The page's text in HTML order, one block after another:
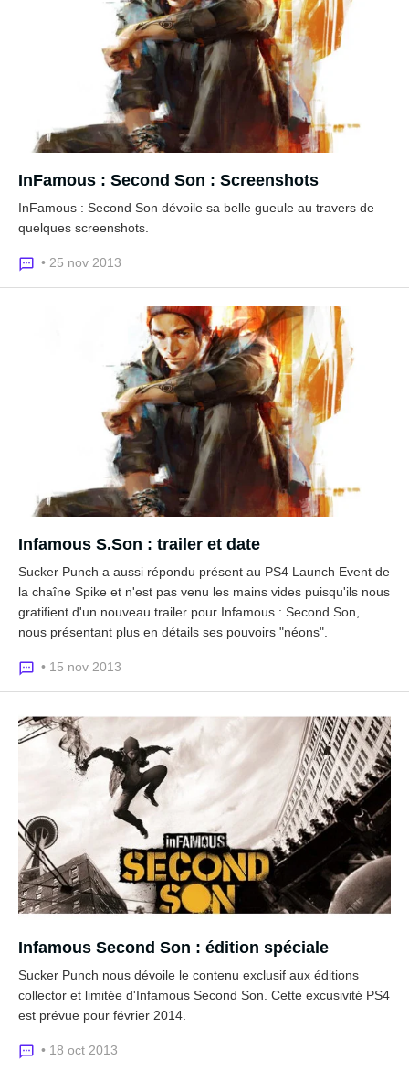
InFamous : Second Son : Screenshots
InFamous : Second Son dévoile sa belle gueule au travers de
quelques screenshots.
• 25 nov 2013
Infamous S.Son : trailer et date
Sucker Punch a aussi répondu présent au PS4 Launch Event de
la chaîne Spike et n'est pas venu les mains vides puisqu'ils nous
gratifient d'un nouveau trailer pour Infamous : Second Son,
nous présentant plus en détails ses pouvoirs "néons".
• 15 nov 2013
Infamous Second Son : édition spéciale
Sucker Punch nous dévoile le contenu exclusif aux éditions
collector et limitée d'Infamous Second Son. Cette excusivité PS4
est prévue pour février 2014.
• 18 oct 2013